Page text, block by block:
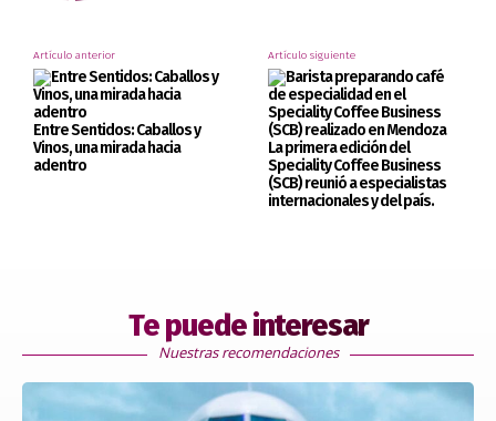
Artículo anterior
Entre Sentidos: Caballos y
Vinos, una mirada hacia
adentro
Artículo siguiente
La primera edición del
Speciality Coffee Business
(SCB) reunió a especialistas
internacionales y del país.
Te puede interesar
Nuestras recomendaciones